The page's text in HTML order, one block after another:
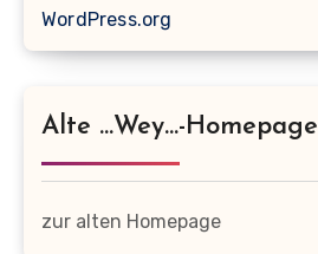
WordPress.org
Alte …wey…-Homepage
zur alten Homepage